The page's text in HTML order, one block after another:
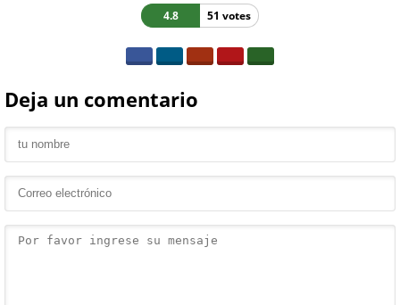
4.8 51 votes
Deja un comentario